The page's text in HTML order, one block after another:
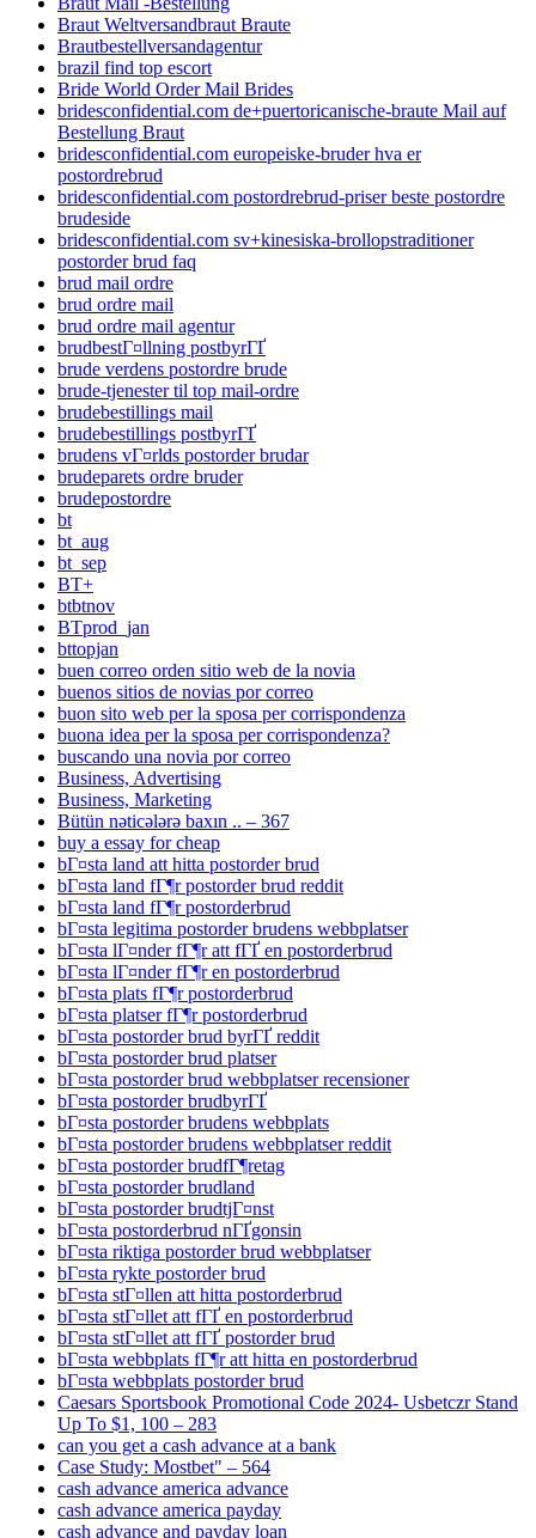
Braut Weltversandbraut Braute
Brautbestellversandagentur
brazil find top escort
Bride World Order Mail Brides
bridesconfidential.com de+puertoricanische-braute Mail auf
Bestellung Braut
bridesconfidential.com europeiske-bruder hva er
postordrebrud
bridesconfidential.com postordrebrud-priser beste postordre
brudeside
bridesconfidential.com sv+kinesiska-brollopstraditioner
postorder brud faq
brud mail ordre
brud ordre mail
brud ordre mail agentur
brudbestГ¤llning postbyrГҐ
brude verdens postordre brude
brude-tjenester til top mail-ordre
brudebestillings mail
brudebestillings postbyrГҐ
brudens vГ¤rlds postorder brudar
brudeparets ordre bruder
brudepostordre
bt
bt_aug
bt_sep
BT+
btbtnov
BTprod_jan
bttopjan
buen correo orden sitio web de la novia
buenos sitios de novias por correo
buon sito web per la sposa per corrispondenza
buona idea per la sposa per corrispondenza?
buscando una novia por correo
Business, Advertising
Business, Marketing
Bütün nəticələrə baxın .. – 367
buy a essay for cheap
bГ¤sta land att hitta postorder brud
bГ¤sta land fГ¶r postorder brud reddit
bГ¤sta land fГ¶r postorderbrud
bГ¤sta legitima postorder brudens webbplatser
bГ¤sta lГ¤nder fГ¶r att fГҐ en postorderbrud
bГ¤sta lГ¤nder fГ¶r en postorderbrud
bГ¤sta plats fГ¶r postorderbrud
bГ¤sta platser fГ¶r postorderbrud
bГ¤sta postorder brud byrГҐ reddit
bГ¤sta postorder brud platser
bГ¤sta postorder brud webbplatser recensioner
bГ¤sta postorder brudbyrГҐ
bГ¤sta postorder brudens webbplats
bГ¤sta postorder brudens webbplatser reddit
bГ¤sta postorder brudfГ¶retag
bГ¤sta postorder brudland
bГ¤sta postorder brudtjГ¤nst
bГ¤sta postorderbrud nГҐgonsin
bГ¤sta riktiga postorder brud webbplatser
bГ¤sta rykte postorder brud
bГ¤sta stГ¤llen att hitta postorderbrud
bГ¤sta stГ¤llet att fГҐ en postorderbrud
bГ¤sta stГ¤llet att fГҐ postorder brud
bГ¤sta webbplats fГ¶r att hitta en postorderbrud
bГ¤sta webbplats postorder brud
Caesars Sportsbook Promotional Code 2024- Usbetczr Stand
Up To $1, 100 – 283
can you get a cash advance at a bank
Case Study: Mostbet" – 564
cash advance america advance
cash advance america payday
cash advance and payday loan